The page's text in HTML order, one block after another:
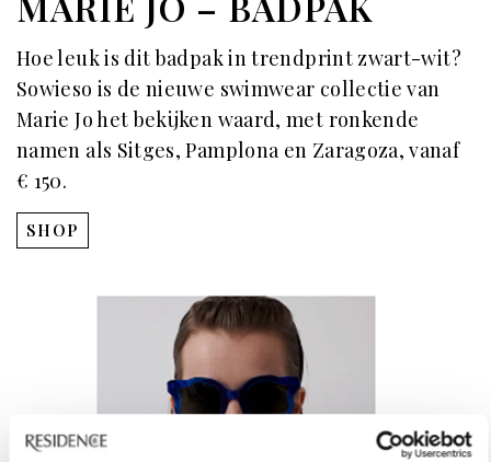
Hoe leuk is dit badpak in trendprint zwart-wit?
Sowieso is de nieuwe swimwear collectie van
Marie Jo het bekijken waard, met ronkende
namen als Sitges, Pamplona en Zaragoza, vanaf
€ 150.
SHOP